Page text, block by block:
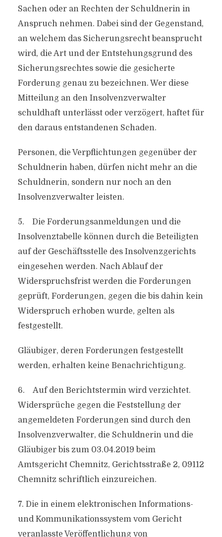
Sachen oder an Rechten der Schuldnerin in
Anspruch nehmen. Dabei sind der Gegenstand,
an welchem das Sicherungsrecht beansprucht
wird, die Art und der Entstehungsgrund des
Sicherungsrechtes sowie die gesicherte
Forderung genau zu bezeichnen. Wer diese
Mitteilung an den Insolvenzverwalter
schuldhaft unterlässt oder verzögert, haftet für
den daraus entstandenen Schaden.
Personen, die Verpflichtungen gegenüber der
Schuldnerin haben, dürfen nicht mehr an die
Schuldnerin, sondern nur noch an den
Insolvenzverwalter leisten.
5. Die Forderungsanmeldungen und die
Insolvenztabelle können durch die Beteiligten
auf der Geschäftsstelle des Insolvenzgerichts
eingesehen werden. Nach Ablauf der
Widerspruchsfrist werden die Forderungen
geprüft, Forderungen, gegen die bis dahin kein
Widerspruch erhoben wurde, gelten als
festgestellt.
Gläubiger, deren Forderungen festgestellt
werden, erhalten keine Benachrichtigung.
6. Auf den Berichtstermin wird verzichtet.
Widersprüche gegen die Feststellung der
angemeldeten Forderungen sind durch den
Insolvenzverwalter, die Schuldnerin und die
Gläubiger bis zum 03.04.2019 beim
Amtsgericht Chemnitz, Gerichtsstraße 2, 09112
Chemnitz schriftlich einzureichen.
7. Die in einem elektronischen Informations-
und Kommunikationssystem vom Gericht
veranlasste Veröffentlichung von